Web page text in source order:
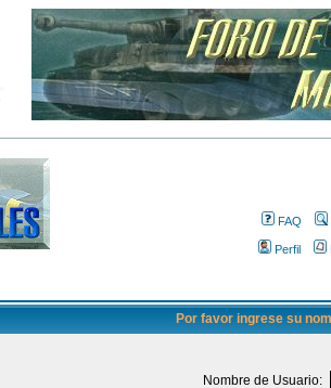
FAQ
Perfil
Por favor ingrese su
Nombre de Usuario: